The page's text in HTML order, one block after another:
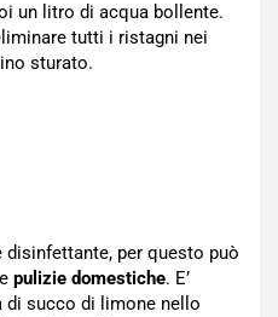
un litro di acqua bollente.
tutti i ristagni nei
sturato.
disinfettante, per questo può
pulizie domestiche. E’
di succo di limone nello